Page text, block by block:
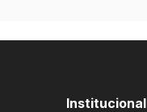
Institucional